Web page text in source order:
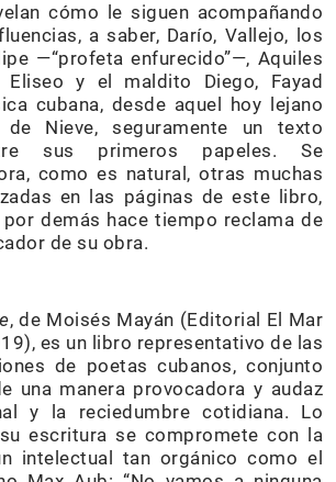
cómo le siguen acompañando
a saber, Darío, Vallejo, los
—“profeta enfurecido”—, Aquiles
Eliseo y el maldito Diego, Fayad
cubana, desde aquel hoy lejano
Nieve, seguramente un texto
sus primeros papeles. Se
como es natural, otras muchas
en las páginas de este libro,
demás hace tiempo reclama de
de su obra.
, de Moisés Mayán (Editorial El Mar
es un libro representativo de las
de poetas cubanos, conjunto
una manera provocadora y audaz
y la reciedumbre cotidiana. Lo
escritura se compromete con la
intelectual tan orgánico como el